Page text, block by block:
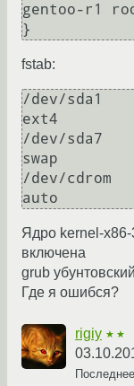
gentoo-r1
fstab:
/dev/sda1		/
ext4		noatime		0 1
/dev/sda7		none
swap		sw		0 0
/dev/cdrom		/mnt/cdrom
Ядро kernel-
включена
grub
Где я ошибся?
rigiy ★★